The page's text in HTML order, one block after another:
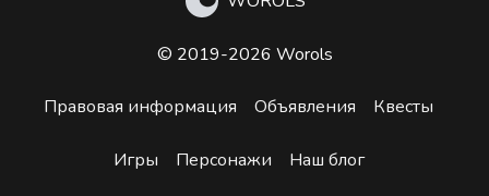
© 2019-2026 Worols
Правовая информация Объявления Квесты
Игры Персонажи Наш блог